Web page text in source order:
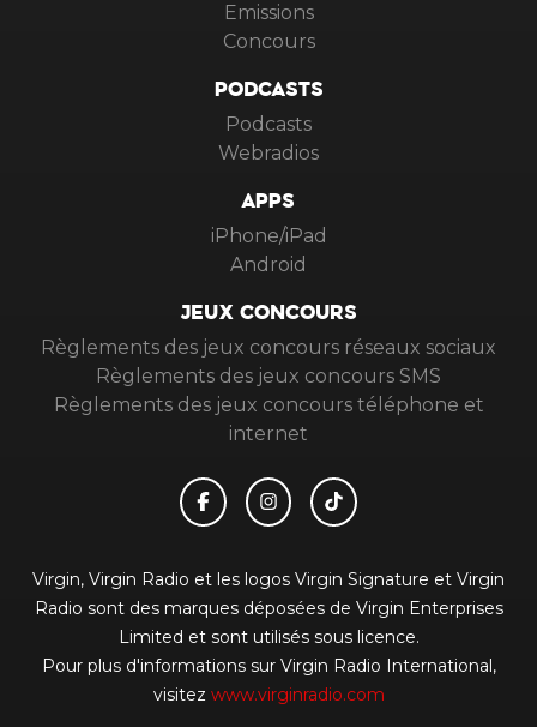
Emissions
Concours
PODCASTS
Podcasts
Webradios
APPS
iPhone/iPad
Android
JEUX CONCOURS
Règlements des jeux concours réseaux sociaux
Règlements des jeux concours SMS
Règlements des jeux concours téléphone et
internet
Virgin, Virgin Radio et les logos Virgin Signature et Virgin
Radio sont des marques déposées de Virgin Enterprises
Limited et sont utilisés sous licence.
Pour plus d'informations sur Virgin Radio International,
visitez www.virginradio.com